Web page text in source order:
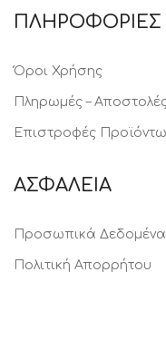
ΠΛΗΡΟΦΟΡΙΕΣ
Όροι Χρήσης
Πληρωμές –
Επιστροφές
ΑΣΦΑΛΕΙΑ
Προσωπικά
Πολιτική Απορρήτου